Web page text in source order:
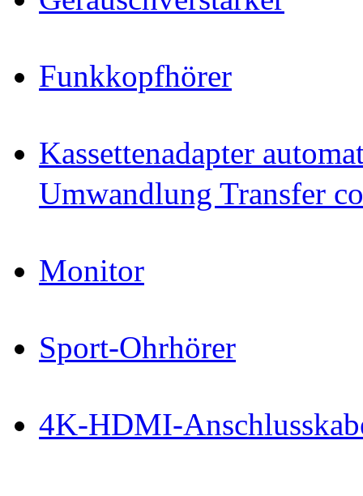
Funkkopfhörer
Kassettenadapter
Umwandlung Transfer
Monitor
Sport-Ohrhörer
4K-HDMI-